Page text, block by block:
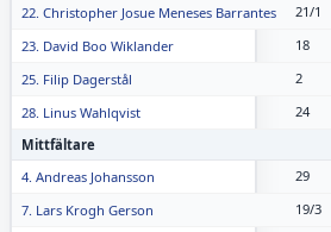
22. Christopher Josue Meneses Barrantes
21/1
23. David Boo Wiklander
18
25. Filip Dagerstål
2
28. Linus Wahlqvist
24
Mittfältare
4. Andreas Johansson
29
7. Lars Krogh Gerson
19/3